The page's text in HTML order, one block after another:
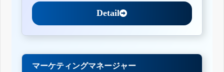
Detail
マーケティングマネージャー